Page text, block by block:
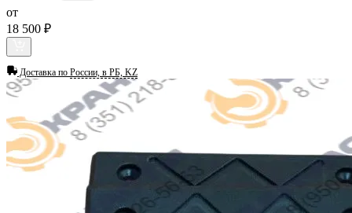
от
18 500 ₽
Доставка по России, в РБ, KZ